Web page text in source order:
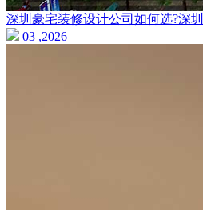
深圳豪宅装修设计公司如何选?深
03 ,2026